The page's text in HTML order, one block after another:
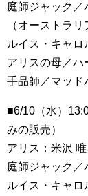
庭師ジャック／
（オーストラリ
ルイス・キャ
アリスの母／ハ
手品師／マッ
■6/10（水）
みの販売）
アリス：米沢 唯
庭師ジャック／
ルイス・キャ